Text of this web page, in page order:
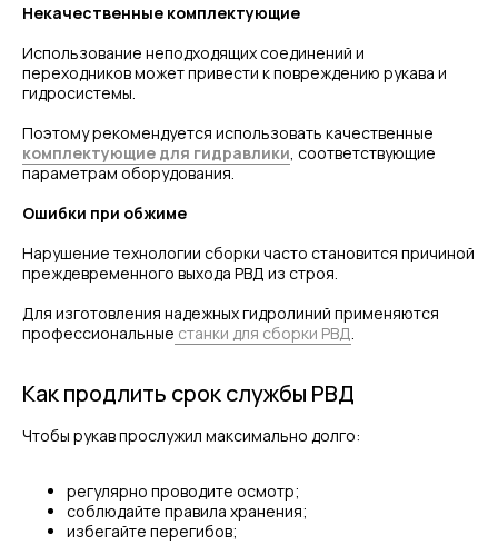
Некачественные комплектующие
Использование неподходящих соединений и
переходников может привести к повреждению рукава и
гидросистемы.
Поэтому рекомендуется использовать качественные
комплектующие для гидравлики , соответствующие
параметрам оборудования.
Ошибки при обжиме
Нарушение технологии сборки часто становится причиной
преждевременного выхода РВД из строя.
Для изготовления надежных гидролиний применяются
профессиональные станки для сборки РВД
Как продлить срок службы РВД
Чтобы рукав прослужил максимально долго:
регулярно проводите осмотр;
соблюдайте правила хранения;
избегайте перегибов;
Поддержка
Контакты
info@evrasiaes.ru
ОБРАТНАЯ СВЯЗЬ
+7
Я соглашаюсь с условиями и даю своё согласие
наобработку персональных данных
© Евразия Инжиниринг
Сервис 2022-2026 Разработка сайта